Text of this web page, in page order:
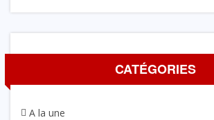
CATÉGORIES
A la une